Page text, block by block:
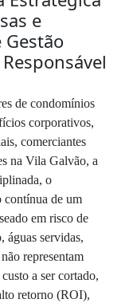
e
de condomínios
corporativos,
comerciantes
na Vila Galvão, a
o
contínua de um
em risco de
águas servidas,
representam
a ser cortado,
retorno (ROI),